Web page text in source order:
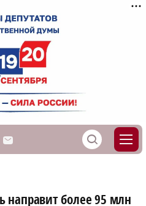
M S
направит более 95 млн